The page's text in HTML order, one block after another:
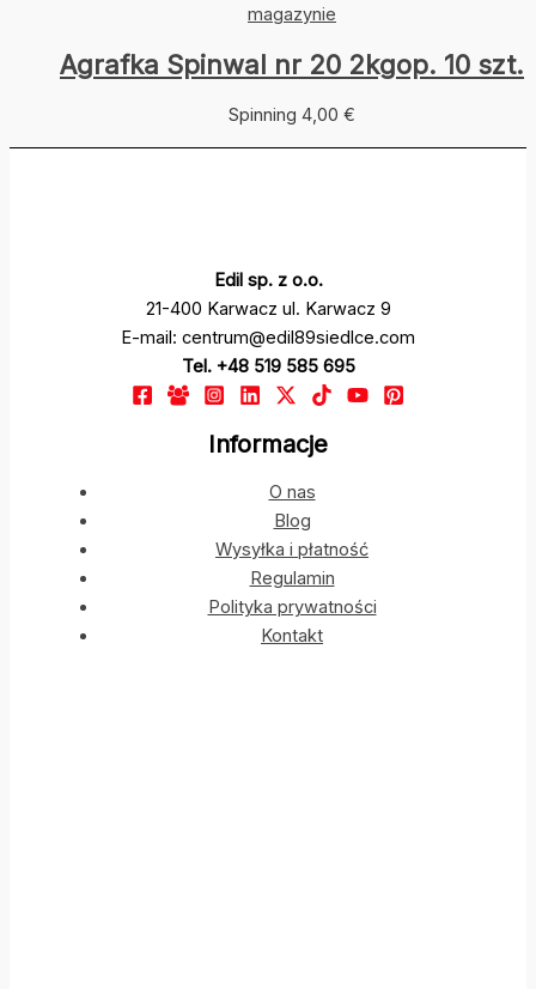
magazynie
Agrafka Spinwal nr 20 2kgop. 10 szt.
Spinning 4,00 €
Edil sp. z o.o.
21-400 Karwacz ul. Karwacz 9
E-mail: centrum@edil89siedlce.com
Tel. +48 519 585 695
Informacje
O nas
Blog
Wysyłka i płatność
Regulamin
Polityka prywatności
Kontakt